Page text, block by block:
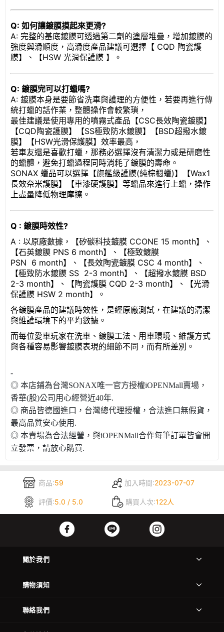
Q: 如何讓鍍膜摸起來更滑?
A: 完整的基底鍍膜可透過第二劑的塗層堆疊，增加鍍膜的
強度與滑順度，高滑度產品建議可選擇【 CQD 陶瓷護
膜】、【HSW 光滑保護膜 】。
Q: 鍍膜完可以打蠟嗎?
A: 鍍膜本身是要節省洗車與護理的方便性，若要再進行傳
統打蠟的話作業，整體操作會較繁瑣，
最佳建議是使用專用的噴霧式產品【CSC長效陶瓷鍍膜】
【CQD陶瓷護膜】【SS極致防水鍍膜】【BSD超撥水鍍
膜】【HSW光滑保護膜】效率最高，
若車友還是喜歡打蠟，那務必選擇沒有清潔力或是研磨性
的蠟體，避免打蠟過程同時消耗了鍍膜的壽命。
SONAX 蠟品可以選擇【旗艦級護膜(純棕櫚蠟)】【Wax1
長效奈米護膜】【車漆硬護膜】等蠟品來進行上蠟，操作
上盡量降低物理摩擦。
Q : 鍍膜時效性?
A : 以原廠數據，【矽碳科技鍍膜 CCONE 15 month】、
【石英鍍膜 PNS 6 month】、
【極致鍍膜
PSN 6 month】 、【長效陶瓷鍍膜 CSC 4 month】、
【極致防水鍍膜 SS 2-3 month】、【超撥水鍍膜 BSD
2-3 month】、【陶瓷護膜 CQD 2-3 month】、【光滑
保護膜 HSW 2 month】。
各鍍膜產品的建議時效性，是經原廠測試，在建議的清潔
與維護環境下的平均數據。
而每位愛車玩家在洗車、鍍膜工法、用車環境、維護方式
與各種容易影響鍍膜表現的細節不同，而有所差別。
-
◎ 本店鋪為台灣SONAX唯一官方授權iOPENMall賣場，
香華(股)公司用心經營近40年.
◎ 商品皆德國進口，台灣總代理授權，合法進口無假貨，
最高品質安心使用.
◎ 本賣場為合法經營，與iOPENMall合作每筆訂單皆會開
立發票，請放心購買.
商品:59 加入時間:2023-07-07
評價:5.0 / 5.0 購買人次:122人
關於我們
購物須知
聯絡我們